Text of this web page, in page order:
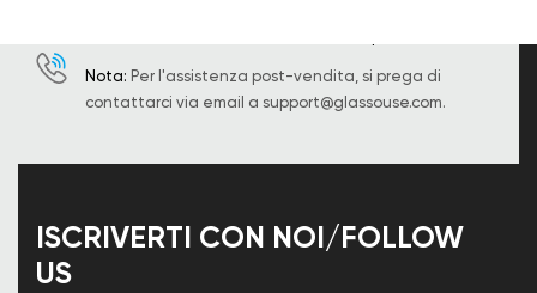
Nota: Per l'assistenza post-vendita, si prega di
contattarci via email a support@glassouse.com.
ISCRIVERTI CON NOI/FOLLOW
US